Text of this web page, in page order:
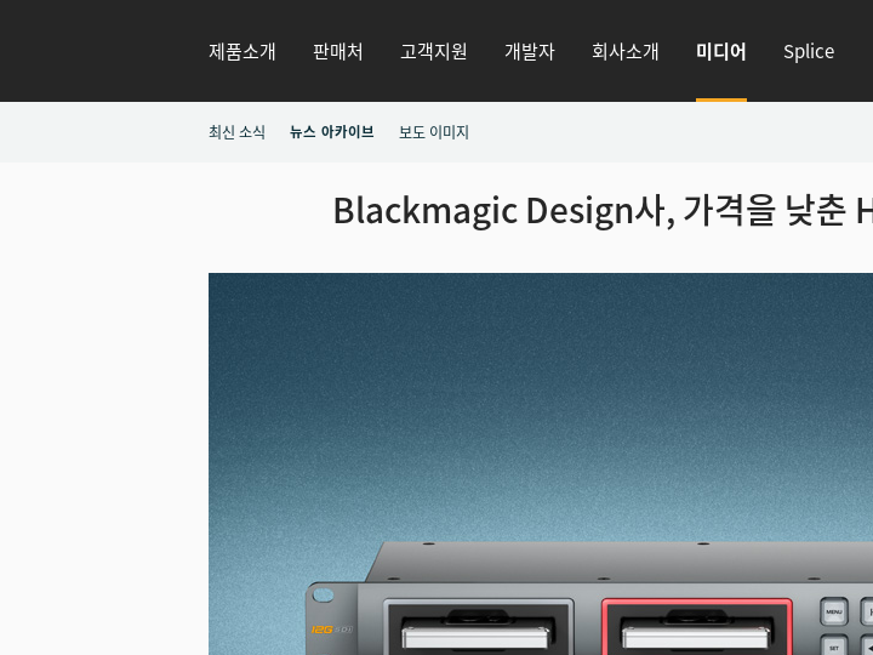
제품소개 판매처 고객지원 개발자 회사소개 미디어 Splice
최신 소식 뉴스 아카이브 보도 이미지
Blackmagic Design사, 가격을 낮춘